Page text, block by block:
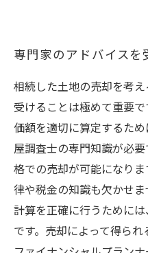
専門家のアドバイスを
相続した土地の売却を考
受けることは極めて重要
価額を適切に算定するた
屋調査士の専門知識が必
格での売却が可能になり
律や税金の知識も欠かせ
計算を正確に行うために
です。売却によって得られ